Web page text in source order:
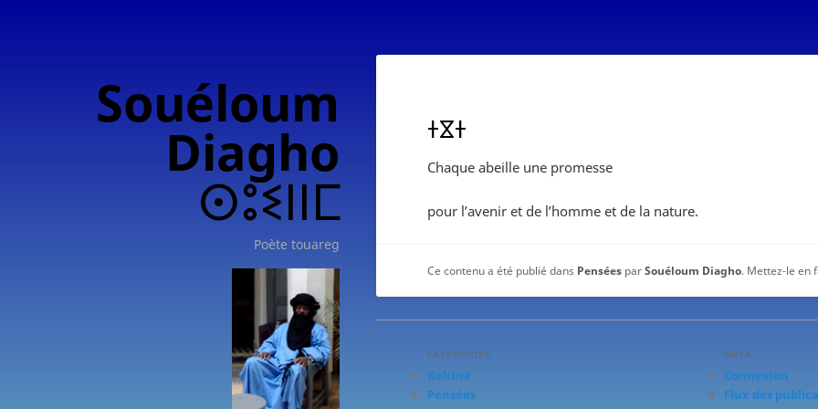
Souéloum
Diagho
ⵙⵓⵉⵏⵏⵎ
Poète touareg
ⵜⴵⵜ
Chaque abeille une promesse
pour l’avenir et de l’homme et de la nature.
Ce contenu a été publié dans Pensées parSouéloum Diagho. Mettez-le en
CATÉGORIES
Keltina
Pensées
MÉTA
Connexion
Flux des